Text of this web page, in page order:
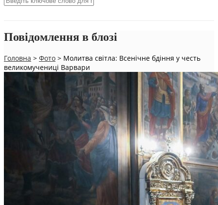
Повідомлення в блозі
Головна > Фото > Молитва світла: Всенічне бдіння у честь
великомучениці Варвари